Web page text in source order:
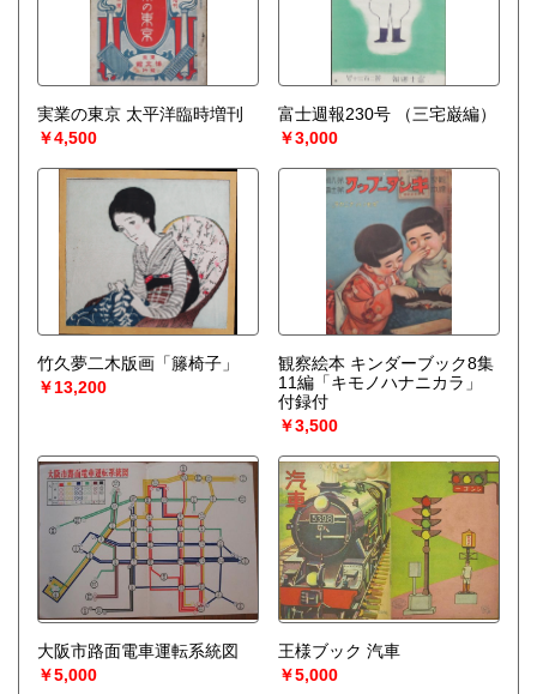
実業の東京 太平洋臨時増刊
￥4,500
富士週報230号
（三宅巌編）
￥3,000
竹久夢二木版画「籐椅子」
￥13,200
観察絵本 キンダーブック8集
11編「キモノハナニカラ」
付録付
￥3,500
大阪市路面電車運転系統図
￥5,000
王様ブック 汽車
￥5,000